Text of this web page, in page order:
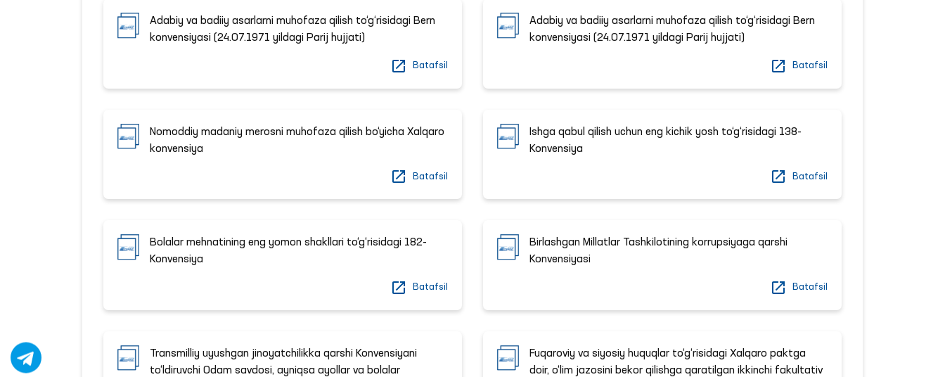
Adabiy va badiiy asarlarni muhofaza qilish to‘g‘risidagi Bern
konvensiyasi (24.07.1971 yildagi Parij hujjati)
Batafsil
Adabiy va badiiy asarlarni muhofaza qilish to‘g‘risidagi Bern
konvensiyasi (24.07.1971 yildagi Parij hujjati)
Batafsil
Nomoddiy madaniy merosni muhofaza qilish bo‘yicha Xalqaro
konvensiya
Batafsil
Ishga qabul qilish uchun eng kichik yosh to‘g‘risidagi 138-
Konvensiya
Batafsil
Bolalar mehnatining eng yomon shakllari to‘g‘risidagi 182-
Konvensiya
Batafsil
Birlashgan Millatlar Tashkilotining korrupsiyaga qarshi
Konvensiyasi
Batafsil
Transmilliy uyushgan jinoyatchilikka qarshi Konvensiyani
to‘ldiruvchi Odam savdosi, ayniqsa ayollar va bolalar
Fuqaroviy va siyosiy huquqlar to‘g‘risidagi Xalqaro paktga
doir, o‘lim jazosini bekor qilishga qaratilgan ikkinchi fakultativ